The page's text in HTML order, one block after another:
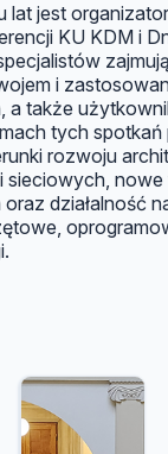
lat jest
KU KDM i
i
a także
tych
rozwoju
sieciowych, nowe
działalność